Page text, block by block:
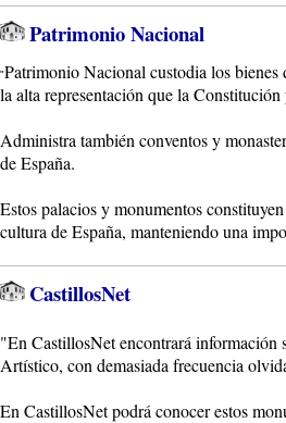
Patrimonio Nacional
"Patrimonio Nacional custodia los
la alta representación que la
Administra también conventos y
de España.
Estos palacios y monumentos
cultura de España, manteniendo una
CastillosNet
"En CastillosNet encontrará información
Artístico, con demasiada frecuencia
En CastillosNet podrá conocer estos